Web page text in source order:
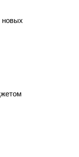
новых